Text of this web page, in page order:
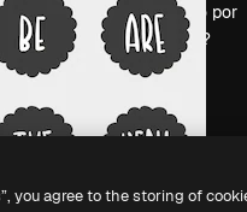
Procurando por
magnific.ai?
you agree to the storing of